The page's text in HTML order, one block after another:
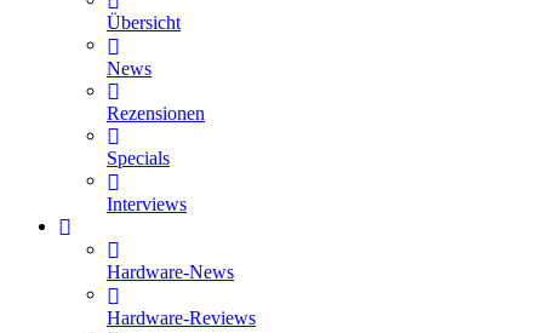
Übersicht
News
Rezensionen
Specials
Interviews
Hardware-News
Hardware-Reviews